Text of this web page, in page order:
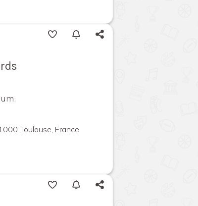
Toulouse, France